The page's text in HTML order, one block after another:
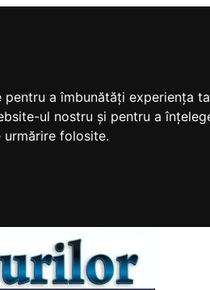
a îmbunătăți experiența
ul nostru și pentru a
folosite.